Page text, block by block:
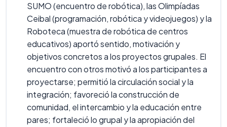
SUMO (encuentro de robótica), las Olimpíadas
Ceibal (programación, robótica y videojuegos) y la
Roboteca (muestra de robótica de centros
educativos) aportó sentido, motivación y
objetivos concretos a los proyectos grupales. El
encuentro con otros motivó a los participantes a
proyectarse; permitió la circulación social y la
integración; favoreció la construcción de
comunidad, el intercambio y la educación entre
pares; fortaleció lo grupal y la apropiación del